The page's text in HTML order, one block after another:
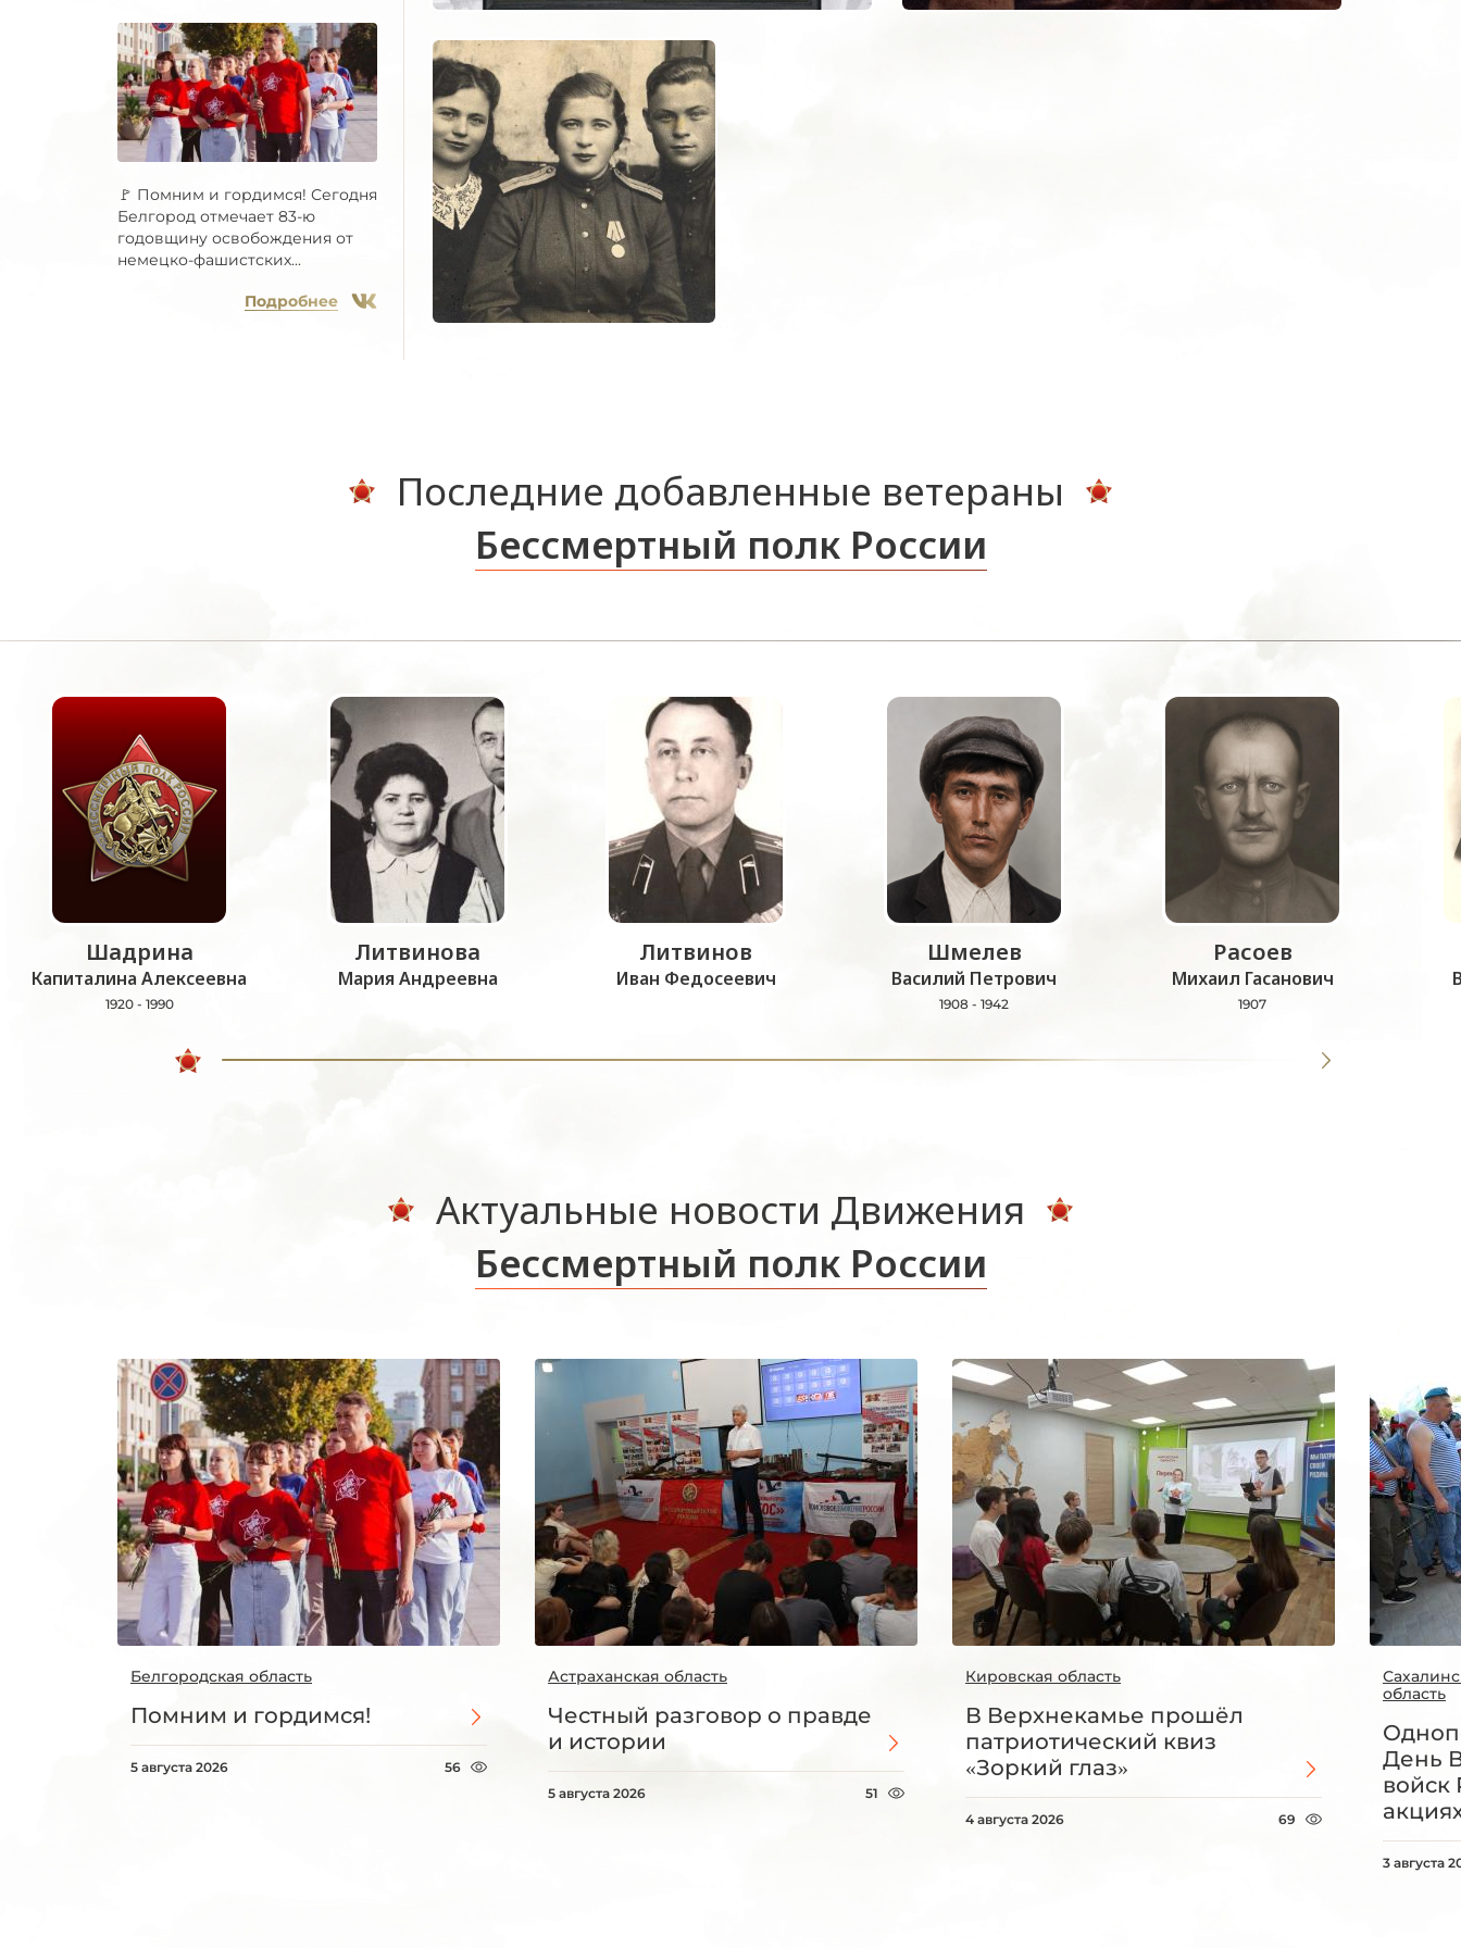
🚩 Помним и гордимся! Сегодня
Белгород отмечает 83-ю
годовщину освобождения от
немецко-фашистских...
Подробнее
Последние добавленные ветераны
Бессмертный полк России
Шадрина
Капиталина Алексеевна
1920 - 1990
Литвинова
Мария Андреевна
Литвинов
Иван Федосеевич
Шмелев
Василий Петрович
1908 - 1942
Расоев
Михаил Гасанович
1907
Актуальные новости Движения
Бессмертный полк России
Белгородская область
Помним и гордимся!
5 августа 2026 56
Астраханская область
Честный разговор о правде
и истории
5 августа 2026 51
Кировская область
В Верхнекамье прошёл
патриотический квиз
«Зоркий глаз»
4 августа 2026 69
область
День
войск
3 августа